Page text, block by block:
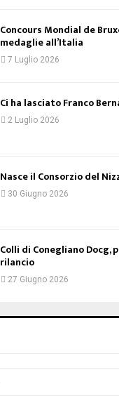
Concours Mondial de
medaglie all’Italia
7 Luglio 2026
Ci ha lasciato Franco
2 Luglio 2026
Nasce il Consorzio del
30 Giugno 2026
Colli di Conegliano Docg,
rilancio
27 Giugno 2026